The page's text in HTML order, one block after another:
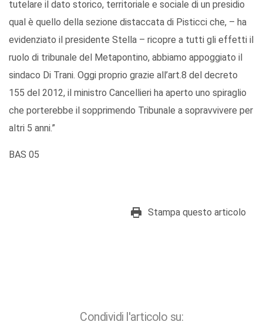
tutelare il dato storico, territoriale e sociale di un presidio
qual è quello della sezione distaccata di Pisticci che, – ha
evidenziato il presidente Stella – ricopre a tutti gli effetti il
ruolo di tribunale del Metapontino, abbiamo appoggiato il
sindaco Di Trani. Oggi proprio grazie all’art.8 del decreto
155 del 2012, il ministro Cancellieri ha aperto uno spiraglio
che porterebbe il sopprimendo Tribunale a sopravvivere per
altri 5 anni.”
BAS 05
Stampa questo articolo
Condividi l'articolo su: